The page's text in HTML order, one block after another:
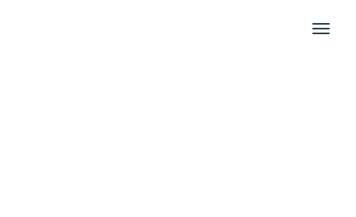
Toggle